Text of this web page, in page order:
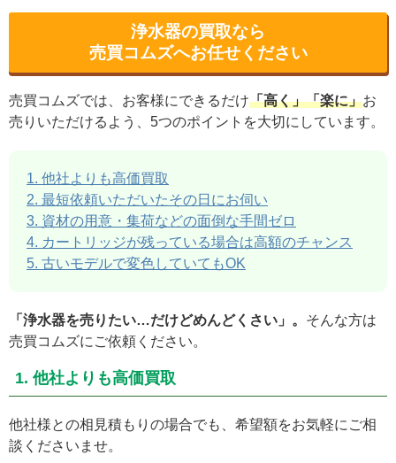
浄水器の買取なら
売買コムズへお任せください
売買コムズでは、お客様にできるだけ「高く」「楽に」お
売りいただけるよう、5つのポイントを大切にしています。
1. 他社よりも高価買取
2. 最短依頼いただいたその日にお伺い
3. 資材の用意・集荷などの面倒な手間ゼロ
4. カートリッジが残っている場合は高額のチャンス
5. 古いモデルで変色していてもOK
「浄水器を売りたい…だけどめんどくさい」。 そんな方は
売買コムズにご依頼ください。
1. 他社よりも高価買取
他社様との相見積もりの場合でも、希望額をお気軽にご相
談くださいませ。